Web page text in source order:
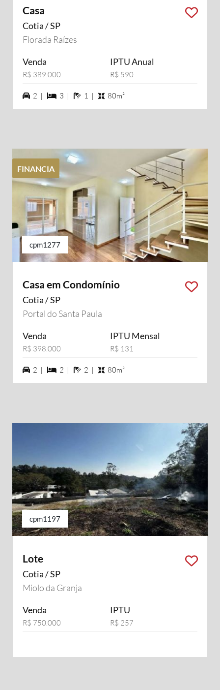
Casa
Cotia / SP
Florada Raízes
Venda
R$ 389.000
IPTU Anual
R$ 590
2 vagas na garagem
2 | 3 dormiórios
3 | 1 banheiros
1 | 80m²
FINANCIA
cpm1277
Casa em Condomínio
Cotia / SP
Portal do Santa Paula
Venda
R$ 398.000
IPTU Mensal
R$ 131
2 vagas na garagem
2 | 2 dormiórios
2 | 2 banheiros
2 | 80m²
cpm1197
Lote
Cotia / SP
Miolo da Granja
Venda
R$ 750.000
IPTU
R$ 257